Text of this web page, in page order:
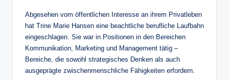
Abgesehen vom öffentlichen Interesse an ihrem Privatleben
hat Trine Marie Hansen eine beachtliche berufliche Laufbahn
eingeschlagen. Sie war in Positionen in den Bereichen
Kommunikation, Marketing und Management tätig –
Bereiche, die sowohl strategisches Denken als auch
ausgeprägte zwischenmenschliche Fähigkeiten erfordern.